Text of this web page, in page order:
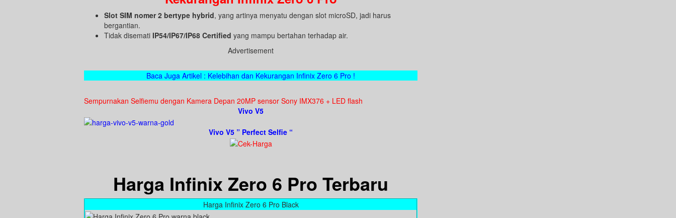
Slot SIM nomer 2 bertype hybrid, yang artinya menyatu dengan slot microSD, jadi harus
bergantian.
Tidak disemati IP54/IP67/IP68 Certified yang mampu bertahan terhadap air.
Advertisement
Baca Juga Artikel : Kelebihan dan Kekurangan Infinix Zero 6 Pro !
Sempurnakan Selfiemu dengan Kamera Depan 20MP sensor Sony IMX376 + LED flash
Vivo V5
Vivo V5 ” Perfect Selfie “
Harga Infinix Zero 6 Pro Terbaru
Harga Infinix Zero 6 Pro Black